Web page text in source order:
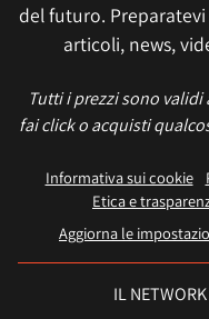
del futuro.
articoli, news,
Tutti i prezzi sono
fai click o acquisti
Informativa sui cookie
Etica e
Aggiorna le
IL NETWORK